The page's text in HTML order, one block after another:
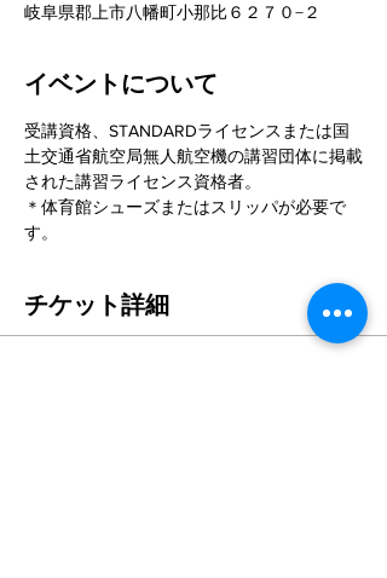
岐阜県郡上市八幡町小那比６２７０−２
イベントについて
受講資格、STANDARDライセンスまたは国
土交通省航空局無人航空機の講習団体に掲載
された講習ライセンス資格者。
＊体育館シューズまたはスリッパが必要で
す。
チケット詳細